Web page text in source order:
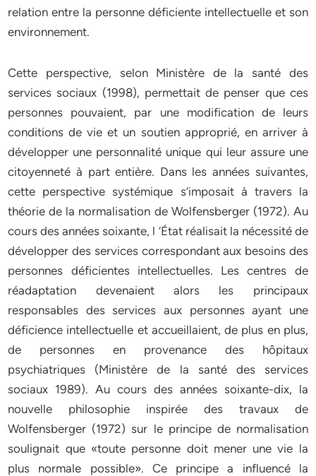
relation entre la personne déficiente intellectuelle et son
environnement.
Cette perspective, selon Ministère de la santé des
services sociaux (1998), permettait de penser que ces
personnes pouvaient, par une modification de leurs
conditions de vie et un soutien approprié, en arriver à
développer une personnalité unique qui leur assure une
citoyenneté à part entière. Dans les années suivantes,
cette perspective systémique s’imposait à travers la
théorie de la normalisation de Wolfensberger (1972). Au
cours des années soixante, l ‘État réalisait la nécessité de
développer des services correspondant aux besoins des
personnes déficientes intellectuelles. Les centres de
réadaptation devenaient alors les principaux
responsables des services aux personnes ayant une
déficience intellectuelle et accueillaient, de plus en plus,
de personnes en provenance des hôpitaux
psychiatriques (Ministère de la santé des services
sociaux 1989). Au cours des années soixante-dix, la
nouvelle philosophie inspirée des travaux de
Wolfensberger (1972) sur le principe de normalisation
soulignait que «toute personne doit mener une vie la
plus normale possible». Ce principe a influencé la